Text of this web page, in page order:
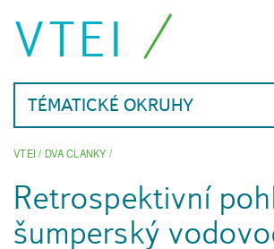
VTEI
TÉMATICKÉ OKRUHY
VTEI/ DVA CLANKY/
Retrospektivní
šumperský